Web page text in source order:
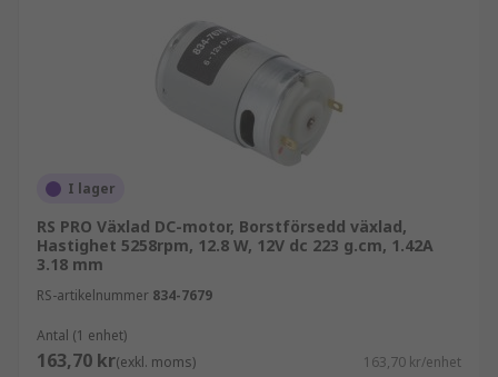
I lager
RS PRO Växlad DC-motor, Borstförsedd växlad,
Hastighet 5258rpm, 12.8 W, 12V dc 223 g.cm, 1.42A
3.18 mm
RS-artikelnummer 834-7679
Antal (1 enhet)
163,70 kr(exkl. moms) 163,70 kr/enhet